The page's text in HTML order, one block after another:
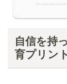
自信を持
育プリン